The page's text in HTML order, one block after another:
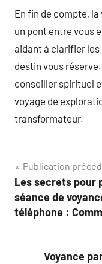
En fin de compte,
un pont entre vous
aidant à clarifier les
destin vous
conseiller spirituel
voyage de
transformateur.
Navigation
de
l’article
Publication
Les secrets pour
séance de
téléphone :
Voyance